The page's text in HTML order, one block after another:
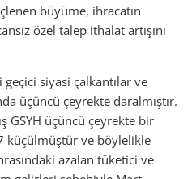
büyüme, ihracatın
özel talep ithalat artışını
siyasi çalkantılar ve
üçüncü çeyrekte daralmıştır.
GSYH üçüncü çeyrekte bir
küçülmüştür ve böylelikle
azalan tüketici ve